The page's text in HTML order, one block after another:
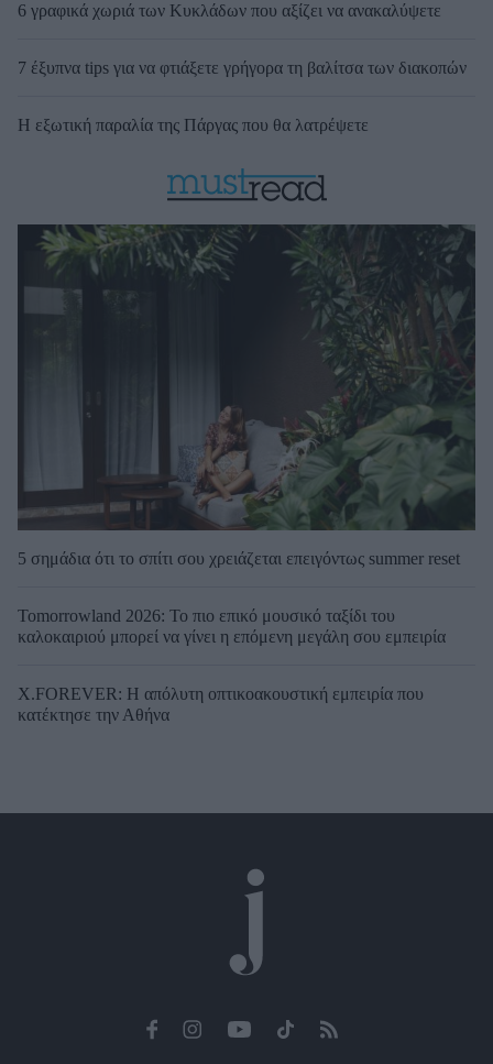
6 γραφικά χωριά των Κυκλάδων που αξίζει να ανακαλύψετε
7 έξυπνα tips για να φτιάξετε γρήγορα τη βαλίτσα των διακοπών
Η εξωτική παραλία της Πάργας που θα λατρέψετε
5 σημάδια ότι το σπίτι σου χρειάζεται επειγόντως summer reset
Tomorrowland 2026: Το πιο επικό μουσικό ταξίδι του
καλοκαιριού μπορεί να γίνει η επόμενη μεγάλη σου εμπειρία
X.FOREVER: Η απόλυτη οπτικοακουστική εμπειρία που
κατέκτησε την Αθήνα